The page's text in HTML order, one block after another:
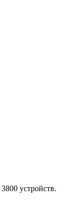
3800 устройств.